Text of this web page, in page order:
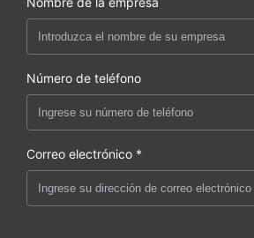
Número de teléfono
Correo electrónico *